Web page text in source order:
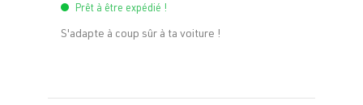
Prêt à être expédié !
S'adapte à coup sûr à ta voiture !